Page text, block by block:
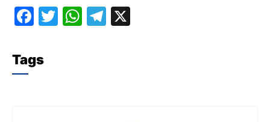
F
c
e
T
W T
Tags